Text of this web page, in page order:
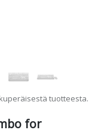
tuotteesta.
for